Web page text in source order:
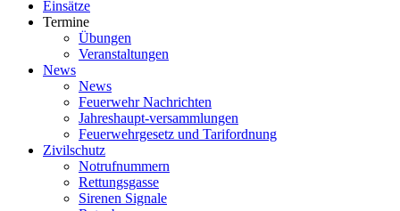
Einsätze
Termine
Übungen
Veranstaltungen
News
News
Feuerwehr Nachrichten
Jahreshaupt-versammlungen
Feuerwehrgesetz und Tarifordnung
Zivilschutz
Notrufnummern
Rettungsgasse
Sirenen Signale